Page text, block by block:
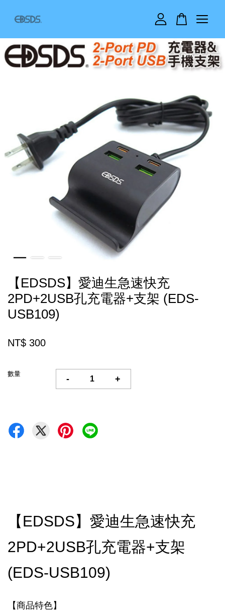
【EDSDS】愛迪生急速快充
2PD+2USB孔充電器+支架 (EDS-
USB109)
NT$ 300
數量
- +
【EDSDS】愛迪生急速快充
2PD+2USB孔充電器+支架
(EDS-USB109)
【商品特色】
您的購物車目前還是空的。